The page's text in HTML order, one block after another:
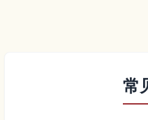
常